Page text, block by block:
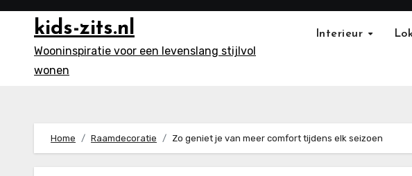
Ga
inhoud
kids-zits.nl
Wooninspiratie voor een levenslang stijlvol
wonen
Interieur
Home Raamdecoratie Zo geniet je van meer comfort tijdens elk seizoen